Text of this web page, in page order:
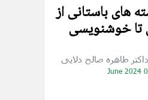
های باستانی از
خوشنویسی
طاهره صالح دلایی